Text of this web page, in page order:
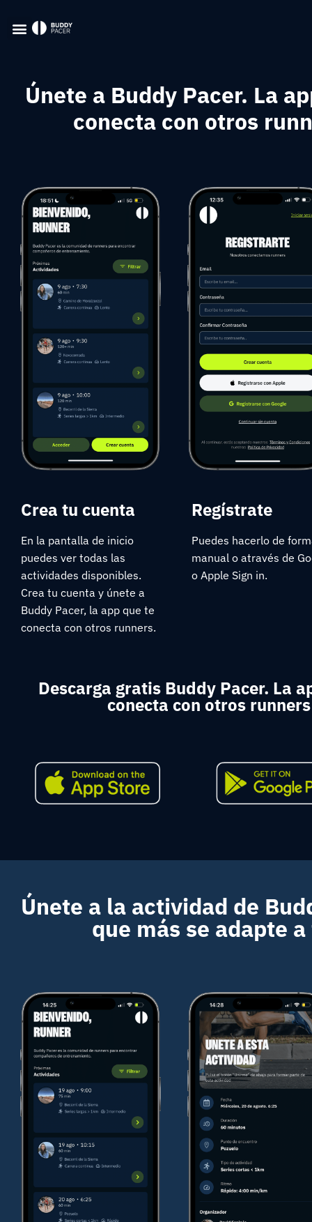
Únete a Buddy Pacer. La
conecta con otros
Crea tu cuenta
En la pantalla de inicio
puedes ver todas las
actividades disponibles.
Crea tu cuenta y únete a
Buddy Pacer, la app que te
conecta con otros runners.
Regístrate
Puedes hacerlo de
manual o através de
o Apple Sign in.
Descarga gratis Buddy Pacer. La
conecta con otros runners
Únete a la actividad de
que más se adapte